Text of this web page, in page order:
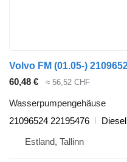
60,48 € ≈ 56,52 CHF
Wasserpumpengehäuse
21096524 22195476
Diesel
Estland, Tallinn